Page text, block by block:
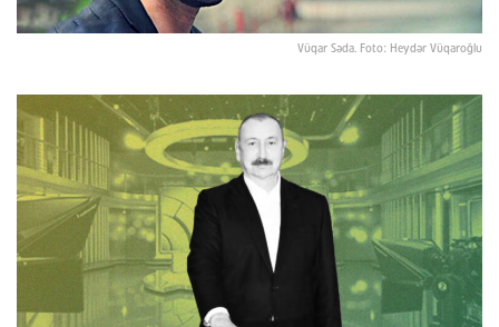
Vüqar Səda. Foto: Heydər Vüqaroğlu